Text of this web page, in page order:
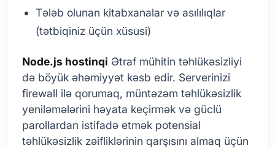
Tələb olunan kitabxanalar və asılılıqlar
(tətbiqiniz üçün xüsusi)
Node.js hostinqi Ətraf mühitin təhlükəsizliyi
də böyük əhəmiyyət kəsb edir. Serverinizi
firewall ilə qorumaq, müntəzəm təhlükəsizlik
yeniləmələrini həyata keçirmək və güclü
parollardan istifadə etmək potensial
təhlükəsizlik zəifliklərinin qarşısını almaq üçün